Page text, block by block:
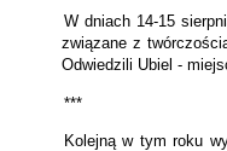
W dniach 14-15
związane z
Odwiedzili Ubiel -
***
Kolejną w tym roku